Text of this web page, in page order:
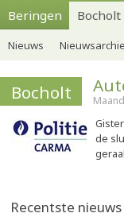
Beringen Bocholt
Nieuws
Bocholt
de
Recentste